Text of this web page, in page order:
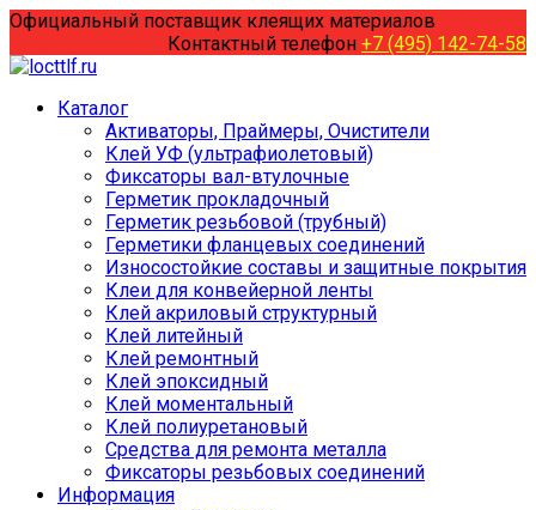
Перейти
содержанию
Официальный поставщик клеящих материалов
Контактный телефон +7 (495) 142-74-58
Каталог
Активаторы, Праймеры, Очистители
Клей УФ (ультрафиолетовый)
Фиксаторы вал-втулочные
Герметик прокладочный
Герметик резьбовой (трубный)
Герметики фланцевых соединений
Износостойкие составы и защитные покрытия
Клеи для конвейерной ленты
Клей акриловый структурный
Клей литейный
Клей ремонтный
Клей эпоксидный
Клей моментальный
Клей полиуретановый
Средства для ремонта металла
Фиксаторы резьбовых соединений
Информация